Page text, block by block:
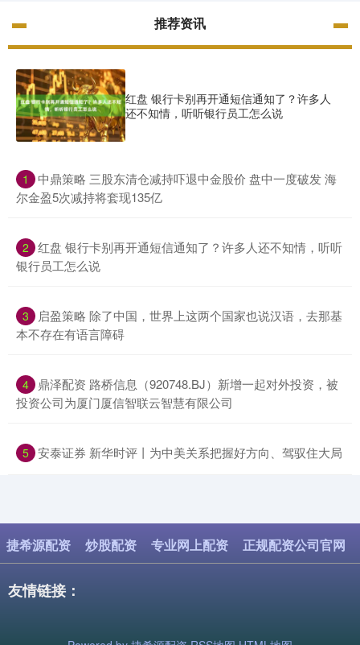
推荐资讯
红盘 银行卡别再开通短信通知了？许多人
还不知情，听听银行员工怎么说
1
​中鼎策略 三股东清仓减持吓退中金股价 盘中一度破发 海
尔金盈5次减持将套现135亿
2 ​红盘 银行卡别再开通短信通知了？许多人还不知情，听听
银行员工怎么说
3
​启盈策略 除了中国，世界上这两个国家也说汉语，去那基
本不存在有语言障碍
4 ​鼎泽配资 路桥信息（920748.BJ）新增一起对外投资，被
投资公司为厦门厦信智联云智慧有限公司
5 ​安泰证券 新华时评丨为中美关系把握好方向、驾驭住大局
捷希源配资 炒股配资 专业网上配资 正规配资公司官网
友情链接：